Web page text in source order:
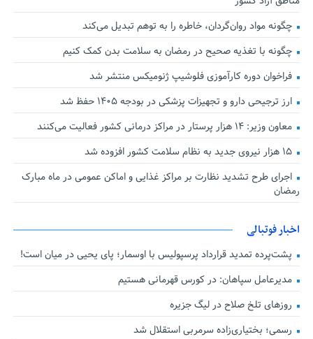
چگونه مواد روان‌گردان، خاطره را به توهم تبدیل می‌کند
چگونه با تغذیه صحیح در رمضان به سلامت بدن کمک کنیم
فراخوان دوره کارآموزی فلوشیپ ژنومیکس منتشر شد
ارز ترجیحی دارو و تجهیزات پزشکی در بودجه ۱۴۰۵ حفظ شد
معاون وزیر: ۱۴ هزار پرستار در مراکز درمانی کشور فعالیت می‌کنند
۱۵ هزار نیروی جدید به نظام سلامت کشور افزوده شد
اجرای طرح تشدید نظارت بر مراکز غذایی و اماکن عمومی در ماه مبارک
رمضان
اخبار فوتبالی
پشت‌پرده تمدید قرارداد پرسپولیس با اوسمار؛ پای یحیی در میان است!
مدیرعامل سپاهان: در کورس قهرمانی هستیم
روزهای تلخ صلاح در لیگ جزیره
رسمی؛ بختیاری‌زاده سرمربی استقلال شد